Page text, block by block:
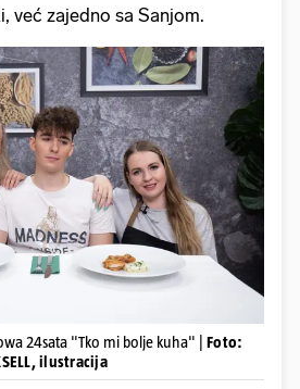
već zajedno sa Sanjom.
24sata "Tko mi bolje kuha" | Foto:
ilustracija